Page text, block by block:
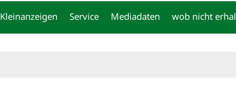
Kleinanzeigen Service Mediadaten wob nicht